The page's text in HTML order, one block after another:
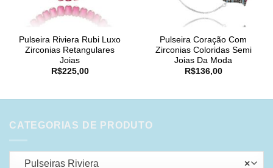
Pulseira Riviera Rubi Luxo
Zirconias Retangulares
Joias
R$225,00
Pulseira Coração Com
Zirconias Coloridas Semi
Joias Da Moda
R$136,00
CATEGORIAS DE PRODUTO
×
Pulseiras Riviera